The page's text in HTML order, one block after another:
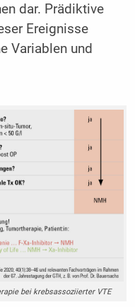
dar. Prädiktive
Ereignisse
Variablen und
bei krebsassoziierter VTE